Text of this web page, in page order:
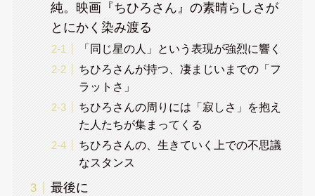
純。映画『ちひろさん』の素晴らしさが
とにかく染み渡る
「同じ星の人」という表現が強烈に響く
ちひろさんが持つ、凄まじいまでの「フ
ラットさ」
ちひろさんの周りには「寂しさ」を抱え
た人たちが集まってくる
ちひろさんの、生きていく上での不思議
なスタンス
最後に